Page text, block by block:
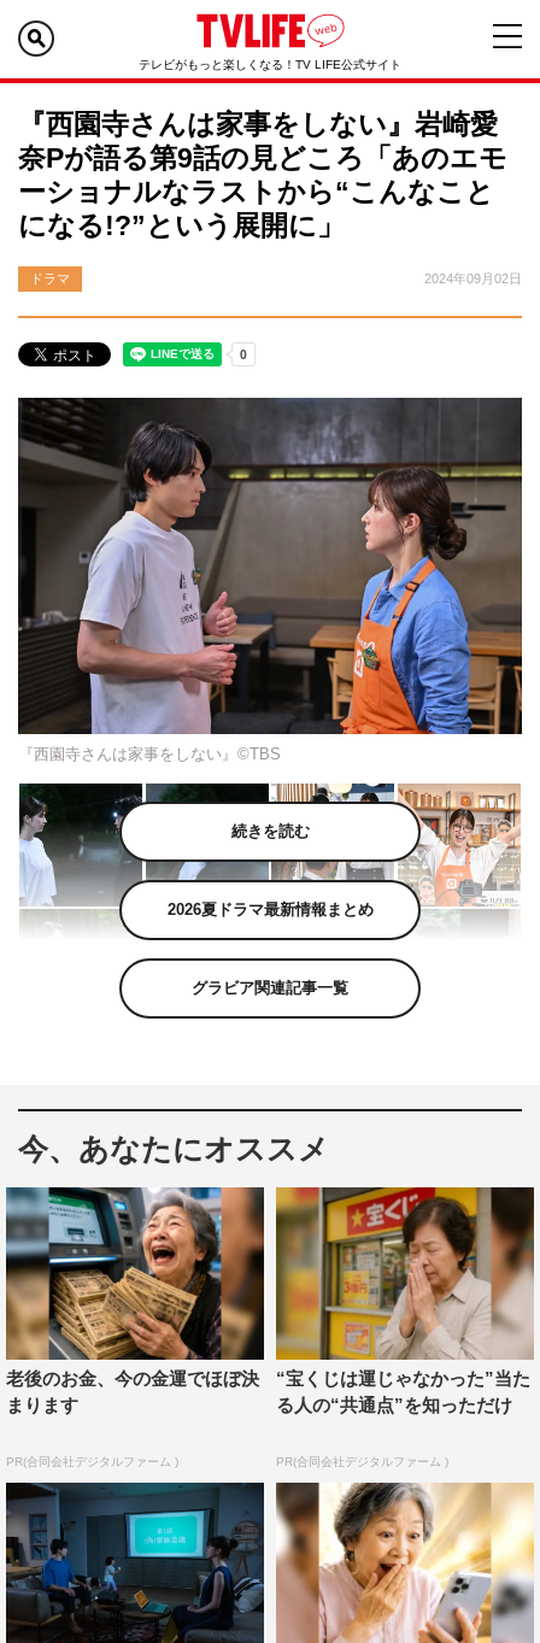
テレビがもっと楽しくなる！TV LIFE公式サイト
『西園寺さんは家事をしない』岩崎愛
奈Pが語る第9話の見どころ「あのエモ
ーショナルなラストから“こんなこと
になる!?”という展開に」
ドラマ 2024年09月02日
『西園寺さんは家事をしない』©TBS
（SixTONES）が共演する火曜ドラマ『西園寺さんは家事
をしない』（TBS系 毎週火曜 午後10時～10時57分）
の第9話（9月3日（火）放送）を前に、岩崎愛奈プロデュ
ーサーより注目ポイントが到着した。
本作は、ひうらさとるによる同名コミック（講談社
「BE・LOVE」連載）をドラマ化。徹底して家事をしない
ァーザー・楠見（松村）＆その娘・ルカ（倉田瑛茉）によ
る風変わりな同居生活を通して「幸せって何？ 家族って
何？」を考えるハートフルラブコメディだ。
第7話では、本彼氏に昇格したカズト横井（津田健次郎）
と西園寺さんの順調な交際が描かれつつも、ニューヨーク
続きを読む
2026夏ドラマ最新情報まとめ
グラビア関連記事一覧
今、あなたにオススメ
老後のお金、今の金運でほぼ決
まります
PR(合同会社デジタルファーム )
“宝くじは運じゃなかった”当た
る人の“共通点”を知っただけ
PR(合同会社デジタルファーム )